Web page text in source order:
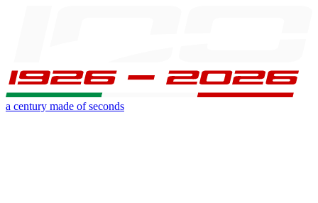
a century made of seconds